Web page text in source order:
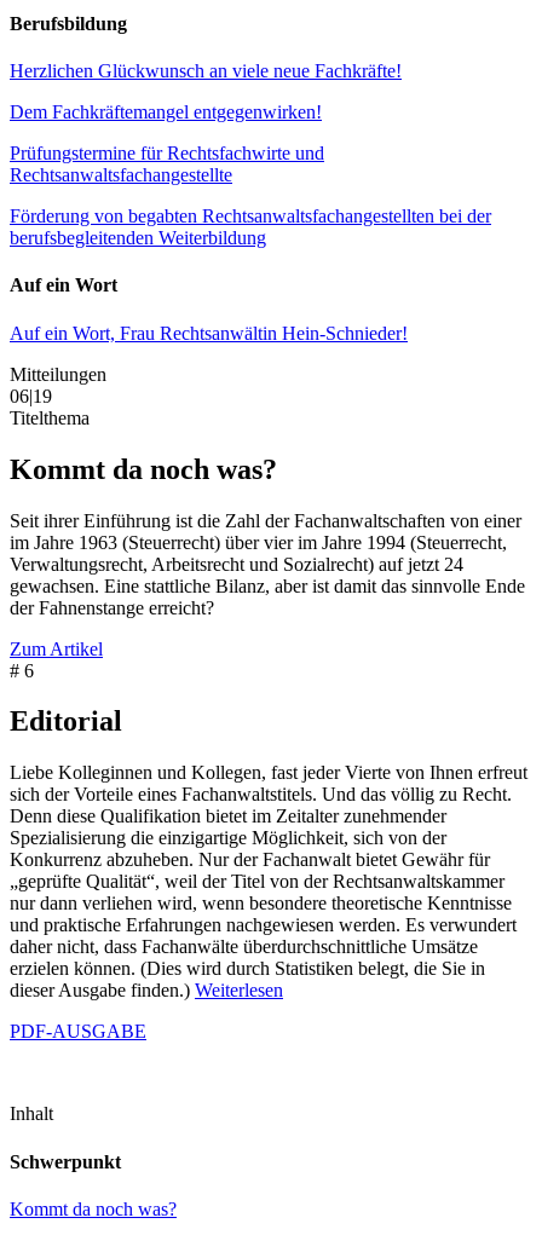
Berufsbildung
Herzlichen Glückwunsch an viele neue Fachkräfte!
Dem Fachkräftemangel entgegenwirken!
Prüfungstermine für Rechtsfachwirte und
Rechtsanwaltsfachangestellte
Förderung von begabten Rechtsanwaltsfachangestellten bei der
berufsbegleitenden Weiterbildung
Auf ein Wort
Auf ein Wort, Frau Rechtsanwältin Hein-Schnieder!
Mitteilungen
06|19
Titelthema
Kommt da noch was?
Seit ihrer Einführung ist die Zahl der Fachanwaltschaften von einer
im Jahre 1963 (Steuerrecht) über vier im Jahre 1994 (Steuerrecht,
Verwaltungsrecht, Arbeitsrecht und Sozialrecht) auf jetzt 24
gewachsen. Eine stattliche Bilanz, aber ist damit das sinnvolle Ende
der Fahnenstange erreicht?
Zum Artikel
# 6
Editorial
Liebe Kolleginnen und Kollegen, fast jeder Vierte von Ihnen erfreut
sich der Vorteile eines Fachanwaltstitels. Und das völlig zu Recht.
Denn diese Qualifikation bietet im Zeitalter zunehmender
Spezialisierung die einzigartige Möglichkeit, sich von der
Konkurrenz abzuheben. Nur der Fachanwalt bietet Gewähr für
„geprüfte Qualität“, weil der Titel von der Rechtsanwaltskammer
nur dann verliehen wird, wenn besondere theoretische Kenntnisse
und praktische Erfahrungen nachgewiesen werden. Es verwundert
daher nicht, dass Fachanwälte überdurchschnittliche Umsätze
erzielen können. (Dies wird durch Statistiken belegt, die Sie in
dieser Ausgabe finden.) Weiterlesen
PDF-AUSGABE
Inhalt
Schwerpunkt
Kommt da noch was?